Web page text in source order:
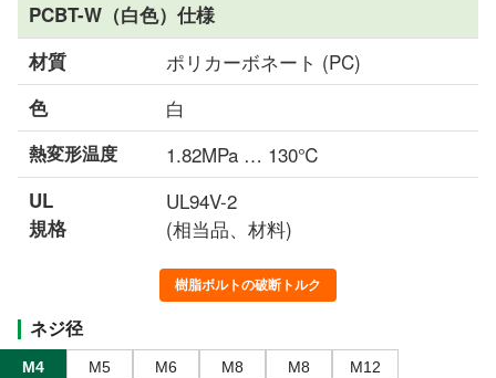
PCBT-W（白色）仕様
材質
ポリカーボネート (PC)
色 白
熱変形温度 1.82MPa … 130℃
UL
規格
UL94V-2
(相当品、材料)
樹脂ボルトの破断トルク
ネジ径
M4 M5 M6 M8 M8 M12